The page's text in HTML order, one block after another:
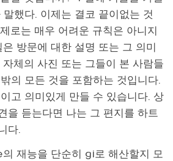
했다. 이제는 결코 끝이없는 것
로는 매우 어려운 규칙은 아니지
방문에 대한 설명 또는 그 의미
체의 사진 또는 그들이 본 사람들
의 모든 것을 포함하는 것입니다.
고 의미있게 만들 수 있습니다. 상
을 듣는다면 나는 그 편지를 하트
다.
재능을 단순히 gi로 해산할지 모